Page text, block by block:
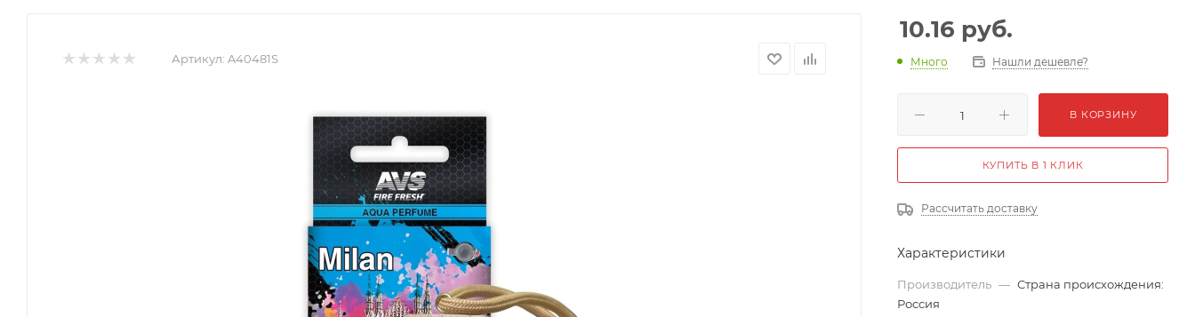
Артикул: A40481S
10.16 руб.
Много Нашли дешевле?
В КОРЗИНУ
КУПИТЬ В 1 КЛИК
Рассчитать доставку
Характеристики
Производитель — Страна происхождения:
Россия